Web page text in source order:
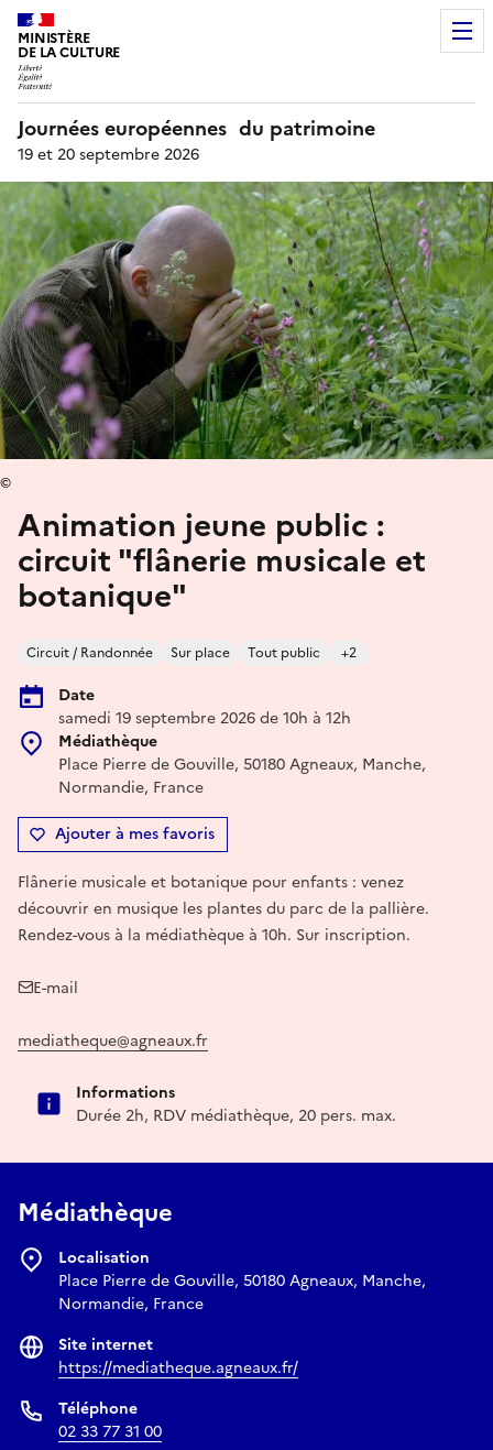
MINISTÈRE
DE LA CULTURE
Journées européennes du patrimoine
19 et 20 septembre 2026
Animation jeune public :
circuit "flânerie musicale et
botanique"
Circuit / Randonnée Sur place Tout public +2
Date
samedi 19 septembre 2026 de 10h à 12h
Médiathèque
Place Pierre de Gouville, 50180 Agneaux, Manche,
Normandie, France
Ajouter à mes favoris
©
Flânerie musicale et botanique pour enfants : venez
découvrir en musique les plantes du parc de la pallière.
Rendez-vous à la médiathèque à 10h. Sur inscription.
E-mail
mediatheque@agneaux.fr
Informations
Durée 2h, RDV médiathèque, 20 pers. max.
Médiathèque
Localisation
Place Pierre de Gouville, 50180 Agneaux, Manche,
Normandie, France
Site internet
https://mediatheque.agneaux.fr/
Téléphone
02 33 77 31 00